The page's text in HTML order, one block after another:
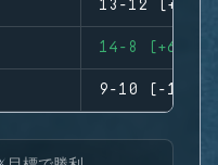
13-12 (+1)
14-8 (+6)
9-10 (-1)